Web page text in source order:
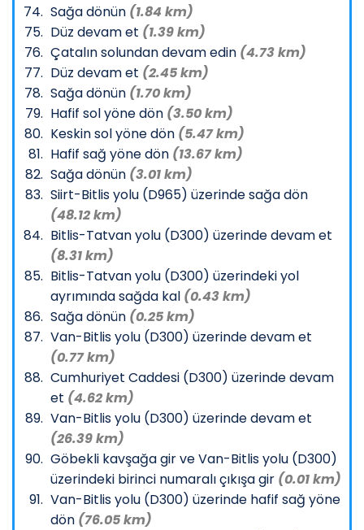
Sağa dönün (1.84 km)
Düz devam et (1.39 km)
Çatalın solundan devam edin (4.73 km)
Düz devam et (2.45 km)
Sağa dönün (1.70 km)
Hafif sol yöne dön (3.50 km)
Keskin sol yöne dön (5.47 km)
Hafif sağ yöne dön (13.67 km)
Sağa dönün (3.01 km)
Siirt-Bitlis yolu (D965) üzerinde sağa dön
(48.12 km)
Bitlis-Tatvan yolu (D300) üzerinde devam et
(8.31 km)
Bitlis-Tatvan yolu (D300) üzerindeki yol
ayrımında sağda kal (0.43 km)
Sağa dönün (0.25 km)
Van-Bitlis yolu (D300) üzerinde devam et
(0.77 km)
Cumhuriyet Caddesi (D300) üzerinde devam
et (4.62 km)
Van-Bitlis yolu (D300) üzerinde devam et
(26.39 km)
Göbekli kavşağa gir ve Van-Bitlis yolu (D300)
üzerindeki birinci numaralı çıkışa gir (0.01 km)
Van-Bitlis yolu (D300) üzerinde hafif sağ yöne
dön (76.05 km)